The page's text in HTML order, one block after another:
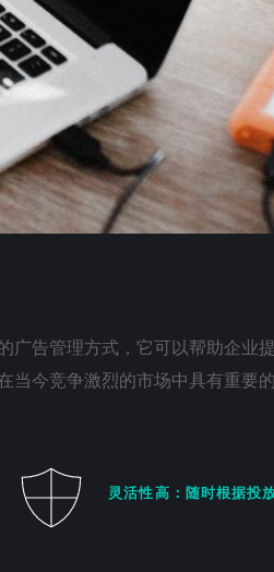
广告管理方式，它可以帮助企业
当今竞争激烈的市场中具有重要的
灵活性高：随时根据投